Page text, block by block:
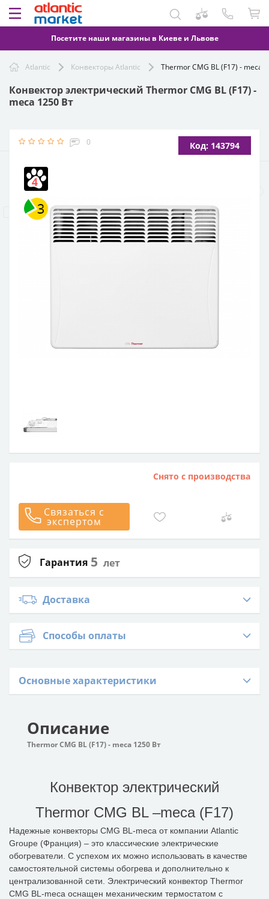
Посетите наши магазины в Киеве и Львове
Atlantic Конвекторы Atlantic Thermor CMG BL (F17) - meca
Конвектор электрический Thermor CMG BL (F17) -
meca 1250 Вт
0 Код: 143794
Основные характеристики
Снято с производства
Связаться с
экспертом
Гарантия 5 лет
Доставка
Способы оплаты
Описание
Thermor CMG BL (F17) - meca 1250 Вт
Конвектор электрический
Thermor CMG BL –meca (F17)
Надежные конвекторы CMG BL-meca от компании Atlantic
Groupe (Франция) – это классические электрические
обогреватели. С успехом их можно использовать в качестве
самостоятельной системы обогрева и дополнительно к
централизованной сети. Электрический конвектор Thermor
CMG BL-meca оснащен механическим термостатом с